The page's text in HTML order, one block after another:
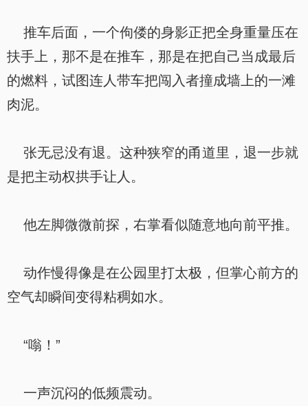
推车后面，一个佝偻的身影正把全身重量压在
扶手上，那不是在推车，那是在把自己当成最后
的燃料，试图连人带车把闯入者撞成墙上的一滩
肉泥。
张无忌没有退。这种狭窄的甬道里，退一步就
是把主动权拱手让人。
他左脚微微前探，右掌看似随意地向前平推。
动作慢得像是在公园里打太极，但掌心前方的
空气却瞬间变得粘稠如水。
“嗡！”
一声沉闷的低频震动。